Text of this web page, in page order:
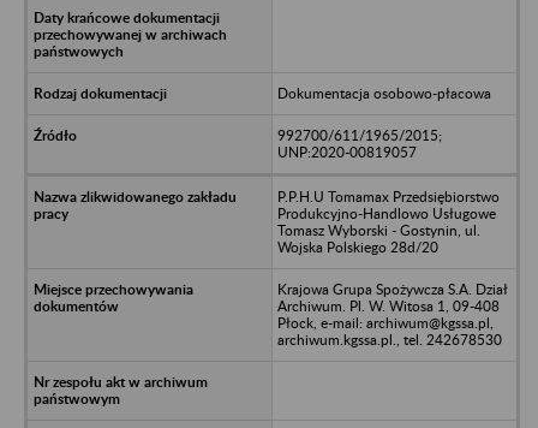
Dokumentacja osobowo-płacowa
992700/611/1965/2015;
UNP:2020-00819057
P.P.H.U Tomamax Przedsiębiorstwo
Produkcyjno-Handlowo Usługowe
Tomasz Wyborski - Gostynin, ul.
Wojska Polskiego 28d/20
Krajowa Grupa Spożywcza S.A. Dział
Archiwum. Pl. W. Witosa 1, 09-408
Płock, e-mail: archiwum@kgssa.pl,
archiwum.kgssa.pl., tel. 242678530